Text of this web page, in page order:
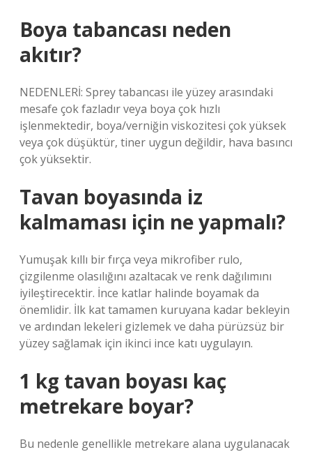
Boya tabancası neden
akıtır?
NEDENLERİ: Sprey tabancası ile yüzey arasındaki
mesafe çok fazladır veya boya çok hızlı
işlenmektedir, boya/verniğin viskozitesi çok yüksek
veya çok düşüktür, tiner uygun değildir, hava basıncı
çok yüksektir.
Tavan boyasında iz
kalmaması için ne yapmalı?
Yumuşak kıllı bir fırça veya mikrofiber rulo,
çizgilenme olasılığını azaltacak ve renk dağılımını
iyileştirecektir. İnce katlar halinde boyamak da
önemlidir. İlk kat tamamen kuruyana kadar bekleyin
ve ardından lekeleri gizlemek ve daha pürüzsüz bir
yüzey sağlamak için ikinci ince katı uygulayın.
1 kg tavan boyası kaç
metrekare boyar?
Bu nedenle genellikle metrekare alana uygulanacak